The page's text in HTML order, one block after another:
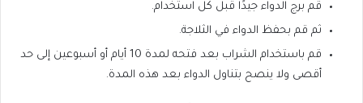
قم برج الدواء جيدًا قبل كل استخدام.
ثم قم بحفظ الدواء في الثلاجة.
قم باستخدام الشراب بعد فتحه لمدة 10 أيام أو أسبوعين إلى حد
أقصى ولا ينصح بتناول الدواء بعد هذه المدة.